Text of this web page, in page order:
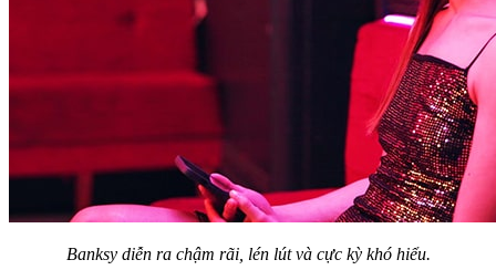
Banksy diễn ra chậm rãi, lén lút và cực kỳ khó hiểu.